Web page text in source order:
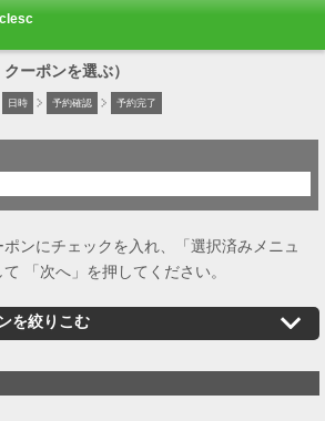
ーポンを選ぶ）
日時 予約確認 予約完了
ンにチェックを入れ、「選択済みメニュ
「次へ」を押してください。
を絞りこむ